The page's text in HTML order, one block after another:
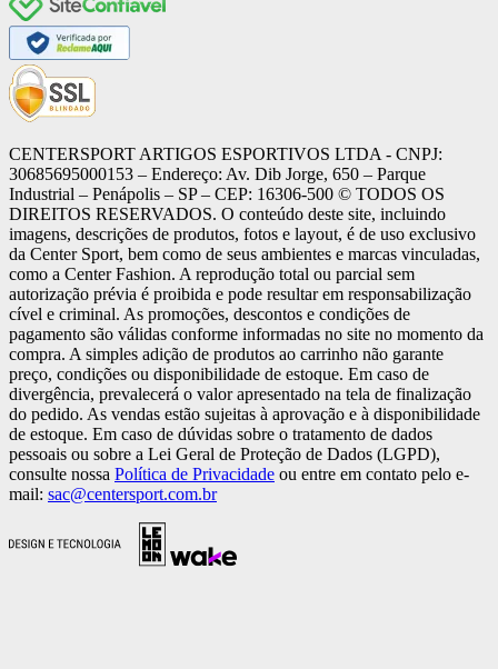
CENTERSPORT ARTIGOS ESPORTIVOS LTDA - CNPJ:
30685695000153 – Endereço: Av. Dib Jorge, 650 – Parque
Industrial – Penápolis – SP – CEP: 16306-500 ©️ TODOS OS
DIREITOS RESERVADOS. O conteúdo deste site, incluindo
imagens, descrições de produtos, fotos e layout, é de uso exclusivo
da Center Sport, bem como de seus ambientes e marcas vinculadas,
como a Center Fashion. A reprodução total ou parcial sem
autorização prévia é proibida e pode resultar em responsabilização
cível e criminal. As promoções, descontos e condições de
pagamento são válidas conforme informadas no site no momento da
compra. A simples adição de produtos ao carrinho não garante
preço, condições ou disponibilidade de estoque. Em caso de
divergência, prevalecerá o valor apresentado na tela de finalização
do pedido. As vendas estão sujeitas à aprovação e à disponibilidade
de estoque. Em caso de dúvidas sobre o tratamento de dados
pessoais ou sobre a Lei Geral de Proteção de Dados (LGPD),
consulte nossa Política de Privacidade ou entre em contato pelo e-
mail: sac@centersport.com.br